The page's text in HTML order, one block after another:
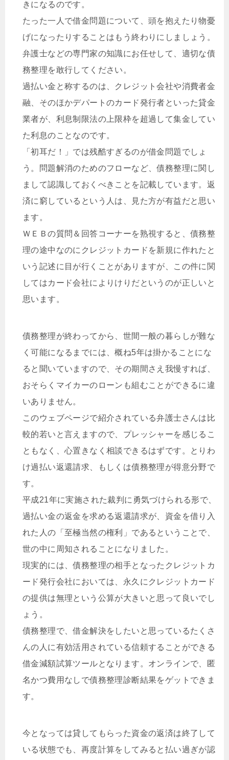
きになるのです。
たった一人で借金問題について、頭を抱えたり物憂
げになったりすることはもう終わりにしましょう。
弁護士などの専門家の知識にお任せして、適切な債
務整理を敢行してください。
過払い金と称するのは、クレジット会社や消費者金
融、そのほかデパートのカード発行者といった貸金
業者が、利息制限法の上限枠を超過して集金してい
た利息のことなのです。
「初耳だ！」では残酷すぎるのが借金問題でしょ
う。問題解消のためのフローなど、債務整理に関し
まして認識しておくべきことを記載しています。返
済に窮しているという人は、見た方が有益だと思い
ます。
ＷＥＢの質問＆回答コーナーを熟視すると、債務整
理の途中なのにクレジットカードを新規に作れたと
いう記述に目が行くことがありますが、この件に関
してはカード会社によりけりだというのが正しいと
思います。
債務整理が終わってから、世間一般の暮らしが難な
く可能になるまでには、概ね5年は掛かることにな
ると聞いていますので、その期間さえ我慢すれば、
おそらくマイカーのローンも組むことができるに違
いありません。
このウェブページで紹介されている弁護士さんは比
較的若いと言えますので、プレッシャーを感じるこ
ともなく、心置きなく相談できるはずです。とりわ
け過払い返還請求、もしくは債務整理が得意分野で
す。
平成21年に実施された裁判に勇気づけられる形で、
過払い金の返金を求める返還請求が、資金を借り入
れた人の「至極当然の権利」であるということで、
世の中に周知されることになりました。
現実的には、債務整理の相手となったクレジットカ
ード発行会社においては、永久にクレジットカード
の提供は無理という公算が大きいと思って良いでし
ょう。
債務整理で、借金解決をしたいと思っているたくさ
んの人に有効活用されている信頼することができる
借金減額試算ツールとなります。オンラインで、匿
名かつ費用なしで債務整理診断結果をゲットできま
す。
今となっては貸してもらった資金の返済は終了して
いる状態でも、再度計算をしてみると払い過ぎが認